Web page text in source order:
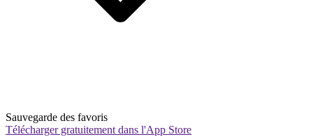
Sauvegarde des favoris
Télécharger gratuitement dans l'App Store